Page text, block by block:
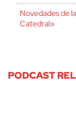
Novedades de
Catedral»
PODCAST